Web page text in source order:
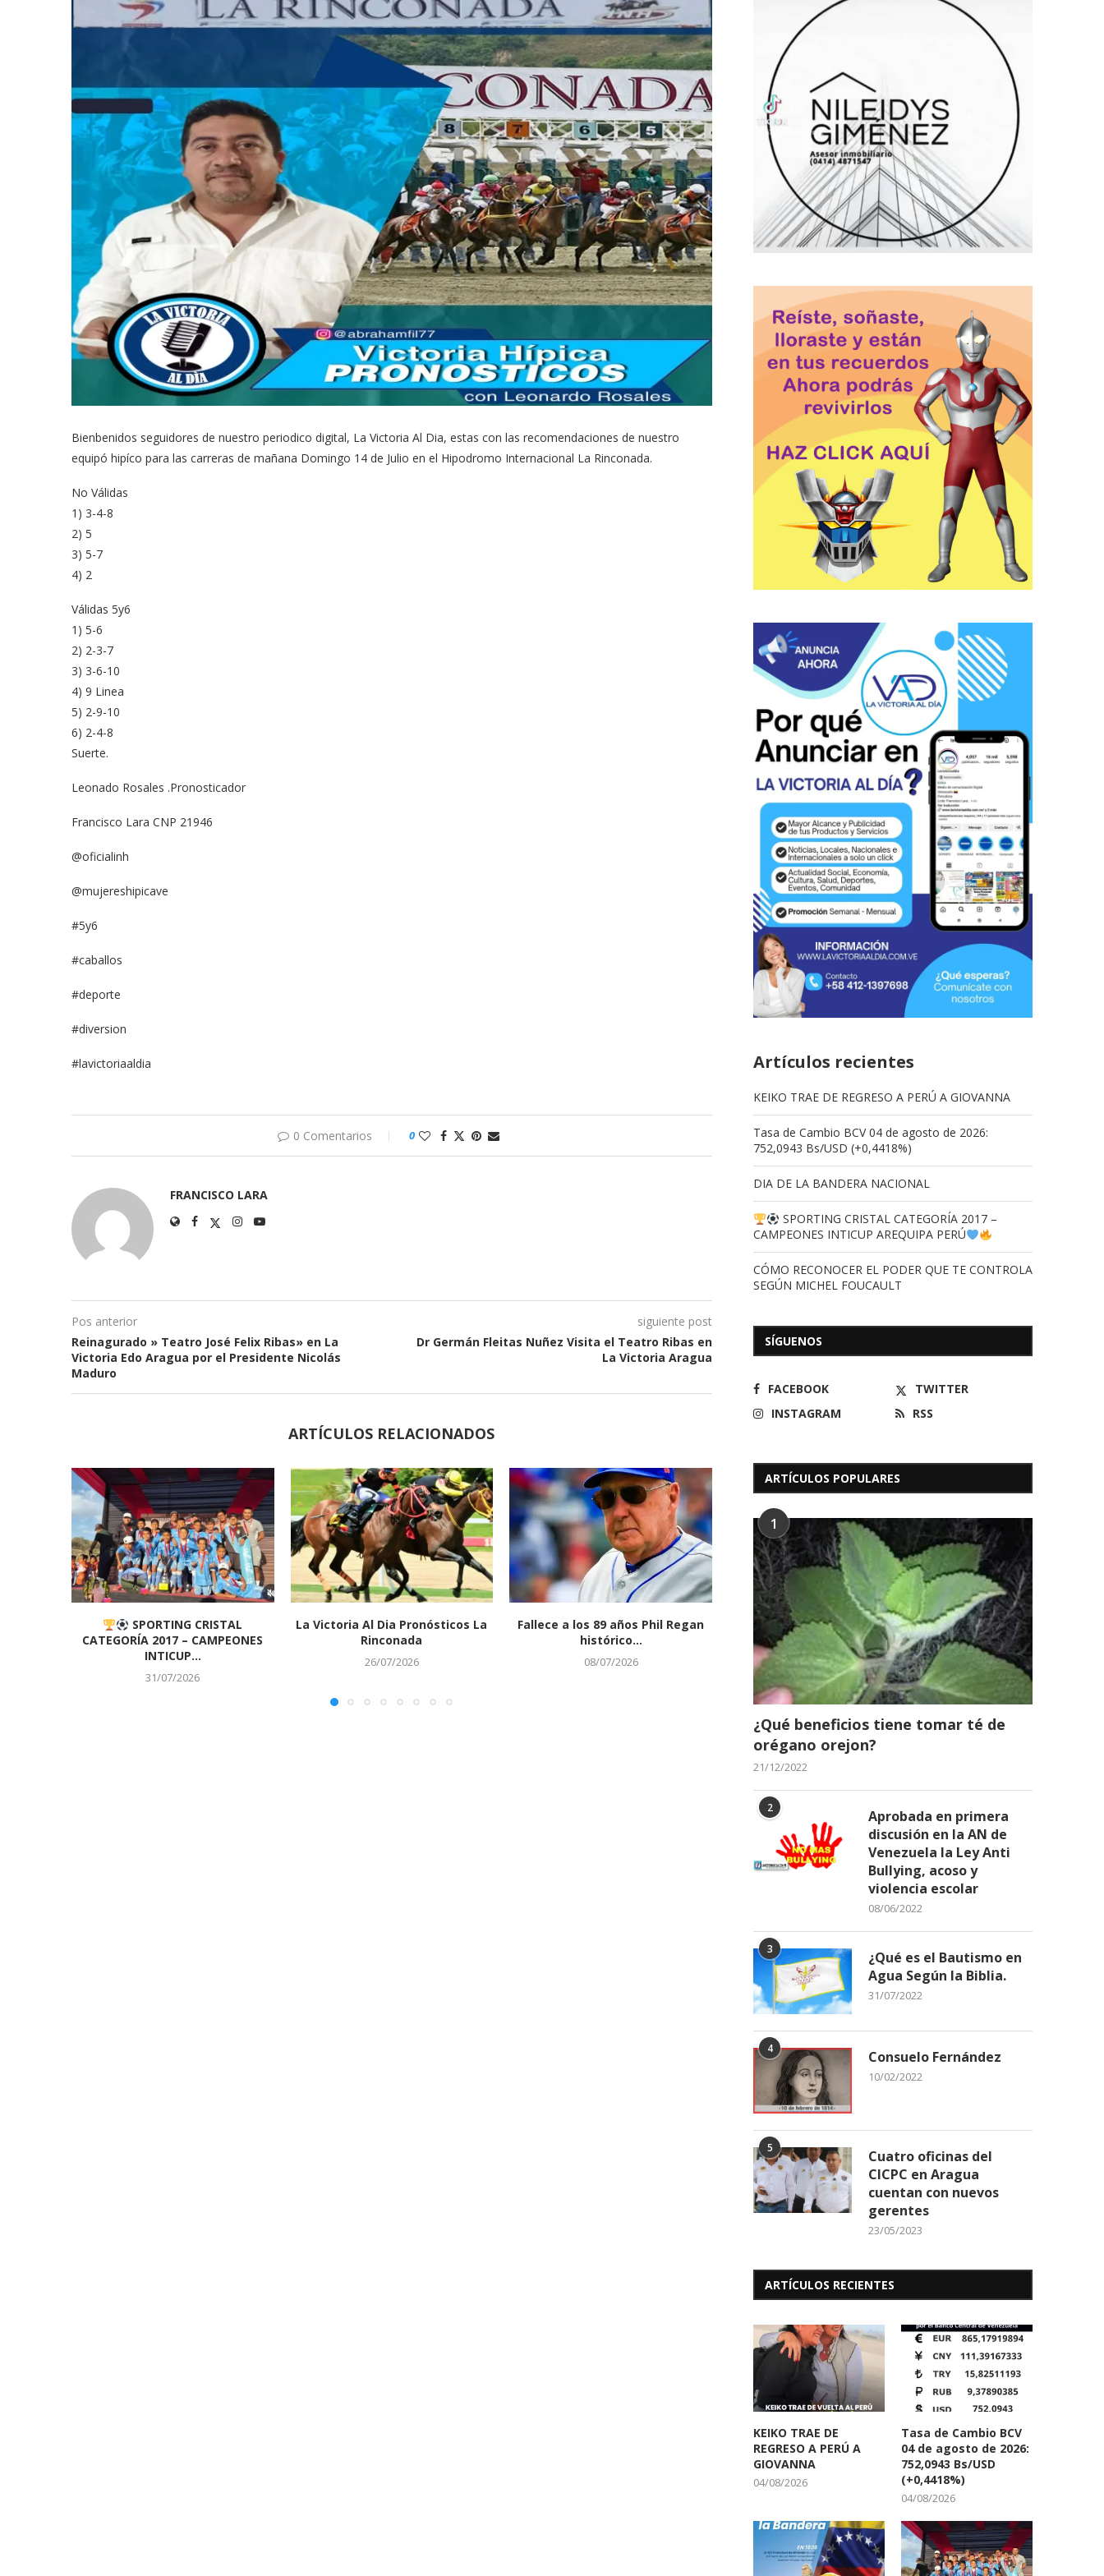
Bienbenidos seguidores de nuestro periodico digital, La Victoria Al Dia, estas con las recomendaciones de nuestro
equipó hipíco para las carreras de mañana Domingo 14 de Julio en el Hipodromo Internacional La Rinconada.
No Válidas
1) 3-4-8
2) 5
3) 5-7
4) 2
Válidas 5y6
1) 5-6
2) 2-3-7
3) 3-6-10
4) 9 Linea
5) 2-9-10
6) 2-4-8
Suerte.
Leonado Rosales .Pronosticador
Francisco Lara CNP 21946
@oficialinh
@mujereshipicave
#5y6
#caballos
#deporte
#diversion
#lavictoriaaldia
0 Comentarios 0
FRANCISCO LARA
Pos anterior
Reinagurado » Teatro José Felix Ribas» en La
Victoria Edo Aragua por el Presidente Nicolás
Maduro
siguiente post
Dr Germán Fleitas Nuñez Visita el Teatro Ribas en
La Victoria Aragua
ARTÍCULOS RELACIONADOS
SPORTING CRISTAL
CATEGORÍA 2017 – CAMPEONES
INTICUP...
31/07/2026
La Victoria Al Dia Pronósticos La
Rinconada
26/07/2026
Fallece a los 89 años Phil Regan
histórico...
08/07/2026
Venezuela logra histórica
clasificación al Mundial Sub-19
tras...
17/06/2026
LA VICTORIA AL DIA
LA RINCONADA
16/05/2026
Artículos recientes
KEIKO TRAE DE REGRESO A PERÚ A GIOVANNA
Tasa de Cambio BCV 04 de agosto de 2026:
752,0943 Bs/USD (+0,4418%)
DIA DE LA BANDERA NACIONAL
SPORTING CRISTAL CATEGORÍA 2017 –
CAMPEONES INTICUP AREQUIPA PERÚ
CÓMO RECONOCER EL PODER QUE TE CONTROLA
SEGÚN MICHEL FOUCAULT
SÍGUENOS
FACEBOOK
TWITTER
INSTAGRAM
RSS
ARTÍCULOS POPULARES
1
¿Qué beneficios tiene tomar té de
orégano orejon?
21/12/2022
2
Aprobada en primera
discusión en la AN de
Venezuela la Ley Anti
Bullying, acoso y
violencia escolar
08/06/2022
3
¿Qué es el Bautismo en
Agua Según la Biblia.
31/07/2022
4 Consuelo Fernández
10/02/2022
5
Cuatro oficinas del
CICPC en Aragua
cuentan con nuevos
gerentes
23/05/2023
ARTÍCULOS RECIENTES
KEIKO TRAE DE
REGRESO A PERÚ A
GIOVANNA
04/08/2026
Tasa de Cambio BCV
04 de agosto de 2026:
752,0943 Bs/USD
(+0,4418%)
04/08/2026